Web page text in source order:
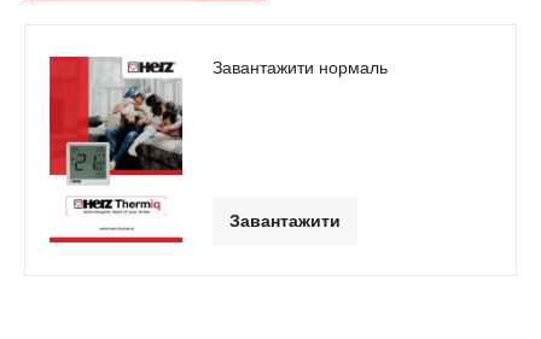
Завантажити нормаль
Завантажити